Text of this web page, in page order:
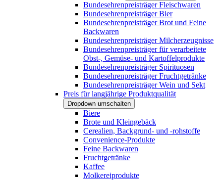
Bundesehrenpreisträger Fleischwaren
Bundesehrenpreisträger Bier
Bundesehrenpreisträger Brot und Feine
Backwaren
Bundesehrenpreisträger Milcherzeugnisse
Bundesehrenpreisträger für verarbeitete
Obst-, Gemüse- und Kartoffelprodukte
Bundesehrenpreisträger Spirituosen
Bundesehrenpreisträger Fruchtgetränke
Bundesehrenpreisträger Wein und Sekt
Preis für langjährige Produktqualität
Dropdown umschalten
Biere
Brote und Kleingebäck
Cerealien, Backgrund- und -rohstoffe
Convenience-Produkte
Feine Backwaren
Fruchtgetränke
Kaffee
Molkereiprodukte